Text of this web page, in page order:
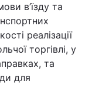
в’їзду та
реалізації
торгівлі, у
та
для